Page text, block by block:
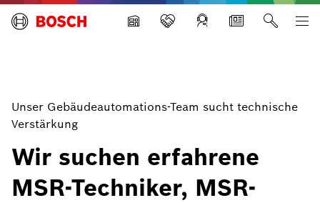
Building Technologies
Unser Gebäudeautomations-Team sucht technische
Verstärkung
Wir suchen erfahrene
MSR-Techniker, MSR-